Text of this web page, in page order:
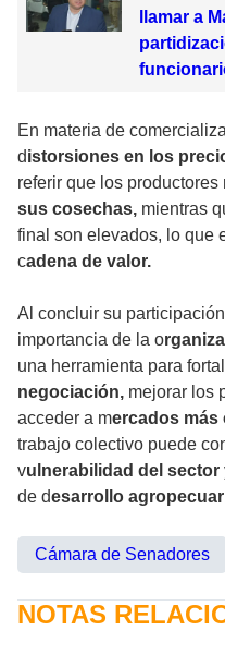
llamar a
En materia de
distorsiones en los
referir que los productores
sus cosechas, mientras
final son elevados, lo que
cadena de valor.
Al concluir su
importancia de la o
una herramienta para
negociación, mejorar los
acceder a mercados más
trabajo colectivo puede
vulnerabilidad del sector
de desarrollo
Cámara de Senadores
NOTAS